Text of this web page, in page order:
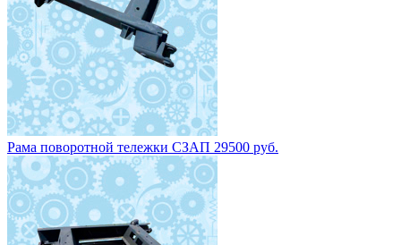
Рама поворотной тележки СЗАП 29500 руб.